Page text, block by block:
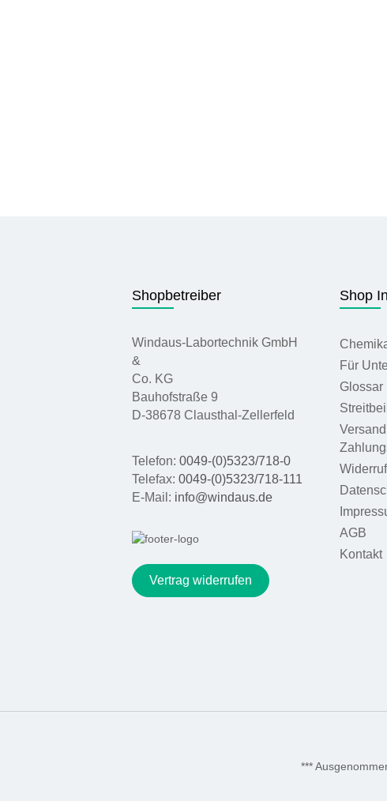
Shopbetreiber
Windaus-Labortechnik GmbH
&
Co. KG
Bauhofstraße 9
D-38678 Clausthal-Zellerfeld
Telefon: 0049-(0)5323/718-0
Telefax: 0049-(0)5323/718-111
E-Mail: info@windaus.de
Vertrag widerrufen
Shop
Für
Glossar
AGB
Kontakt
***